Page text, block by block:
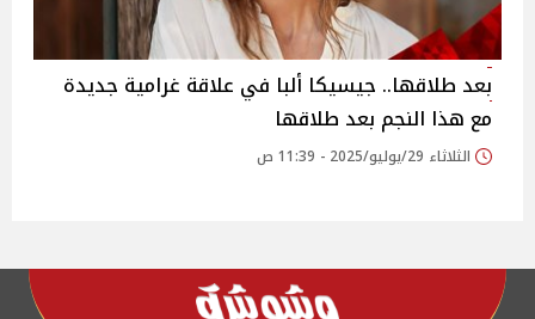
بعد طلاقها.. جيسيكا ألبا في علاقة غرامية جديدة
مع هذا النجم بعد طلاقها
الثلاثاء 29/يوليو/2025 - 11:39 ص